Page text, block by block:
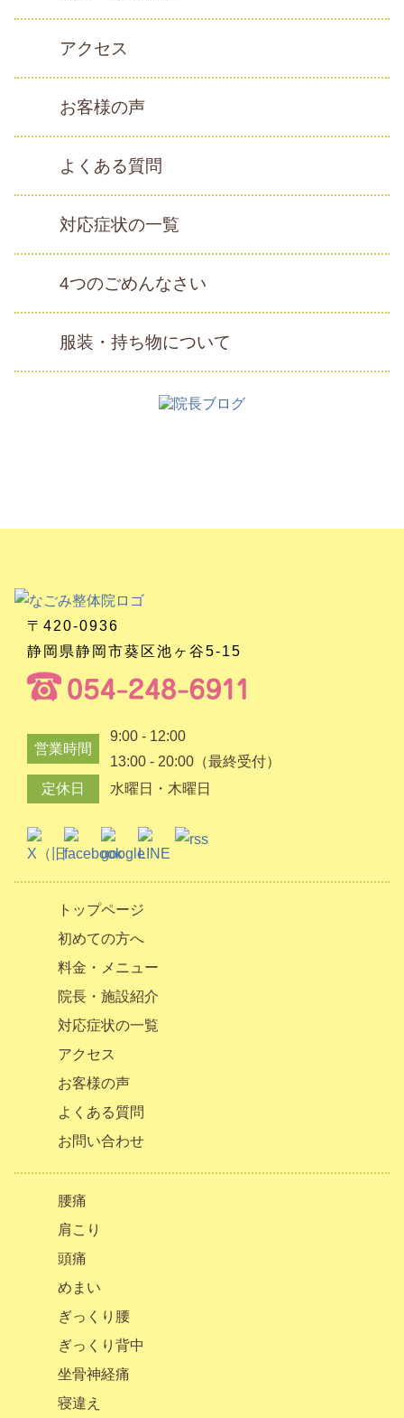
アクセス
お客様の声
よくある質問
対応症状の一覧
4つのごめんなさい
服装・持ち物について
〒420-0936
静岡県静岡市葵区池ヶ谷5-15
営業時間
9:00 - 12:00
13:00 - 20:00（最終受付）
定休日
水曜日・木曜日
トップページ
初めての方へ
料金・メニュー
院長・施設紹介
対応症状の一覧
アクセス
お客様の声
よくある質問
お問い合わせ
腰痛
肩こり
頭痛
めまい
ぎっくり腰
ぎっくり背中
坐骨神経痛
寝違え